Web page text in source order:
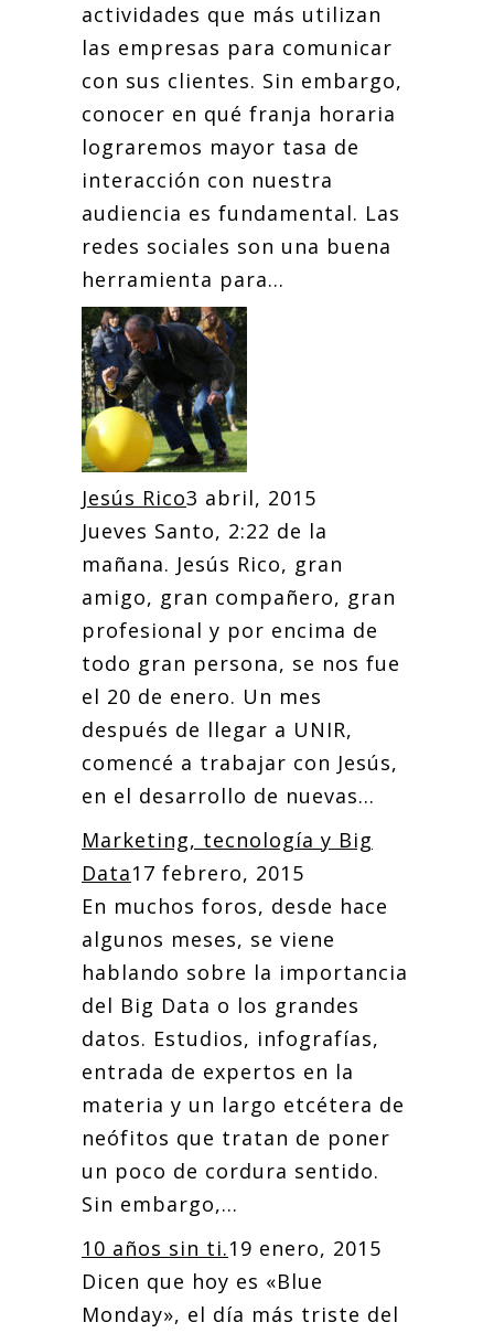
actividades que más utilizan
las empresas para comunicar
con sus clientes. Sin embargo,
conocer en qué franja horaria
lograremos mayor tasa de
interacción con nuestra
audiencia es fundamental. Las
redes sociales son una buena
herramienta para...
Jesús Rico3 abril, 2015
Jueves Santo, 2:22 de la
mañana. Jesús Rico, gran
amigo, gran compañero, gran
profesional y por encima de
todo gran persona, se nos fue
el 20 de enero. Un mes
después de llegar a UNIR,
comencé a trabajar con Jesús,
en el desarrollo de nuevas...
Marketing, tecnología y Big
Data17 febrero, 2015
En muchos foros, desde hace
algunos meses, se viene
hablando sobre la importancia
del Big Data o los grandes
datos. Estudios, infografías,
entrada de expertos en la
materia y un largo etcétera de
neófitos que tratan de poner
un poco de cordura sentido.
Sin embargo,...
10 años sin ti.19 enero, 2015
Dicen que hoy es «Blue
Monday», el día más triste del